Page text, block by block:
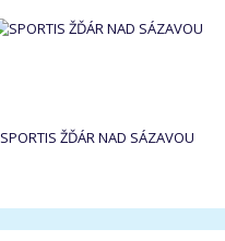
SPORTIS ŽĎÁR NAD SÁZAVOU